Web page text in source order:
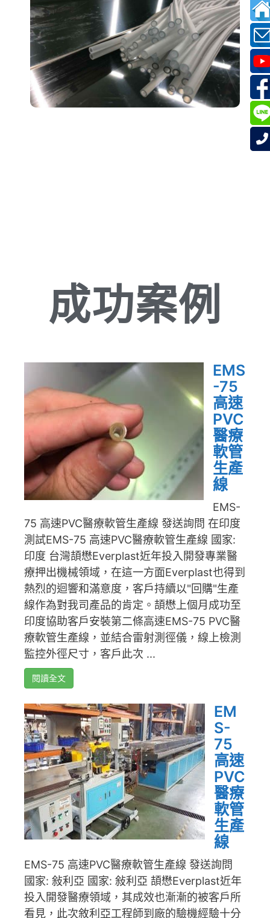
成功案例
EMS
-75
高速
PVC
醫療
軟管
生產
線​
EMS-
75 高速PVC醫療軟管生產線 發送詢問 在印度
測試EMS-75 高速PVC醫療軟管生產線 國家:
印度 台灣頡懋Everplast近年投入開發專業醫
療押出機械領域，在這一方面Everplast也得到
熱烈的迴響和滿意度，客戶持續以"回購"生產
線作為對我司產品的肯定。頡懋上個月成功至
印度協助客戶安裝第二條高速EMS-75 PVC醫
療軟管生產線，並結合雷射測徑儀，線上檢測
監控外徑尺寸，客戶此次 ...
閱讀全文
EM
S-
75
高速
PVC
醫療
軟管
生產
線
EMS-75 高速PVC醫療軟管生產線 發送詢問
國家: 敍利亞 國家: 敍利亞 頡懋Everplast近年
投入開發醫療領域，其成效也漸漸的被客戶所
看見，此次敘利亞工程師到廠的驗機經驗十分